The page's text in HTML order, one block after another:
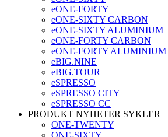
eONE-FORTY
eONE-SIXTY CARBON
eONE-SIXTY ALUMINIUM
eONE-FORTY CARBON
eONE-FORTY ALUMINIUM
eBIG.NINE
eBIG.TOUR
eSPRESSO
eSPRESSO CITY
eSPRESSO CC
PRODUKT NYHETER SYKLER
ONE-TWENTY
ONE-SIXTY